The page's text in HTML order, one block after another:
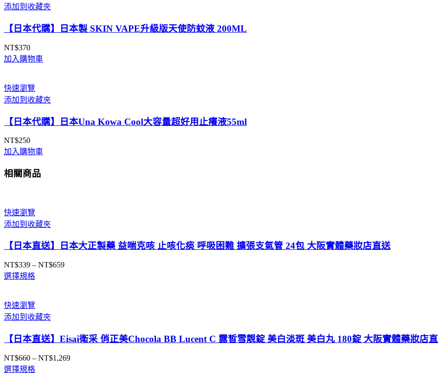
添加到收藏夾
【日本代購】日本製 SKIN VAPE升級版天使防蚊液 200ML
NT$370
加入購物車
快速瀏覽
添加到收藏夾
【日本代購】日本Una Kowa Cool大容量超好用止癢液55ml
NT$250
加入購物車
相關商品
快速瀏覽
添加到收藏夾
【日本直送】日本大正製藥 益喘克咳 止咳化痰 呼吸困難 擴張支氣管 24包 大阪實體藥妝店直送
NT$339 – NT$659價
選擇規格
快速瀏覽
添加到收藏夾
【日本直送】Eisai衛采 俏正美Chocola BB Lucent C 露皙雪靚錠 美白淡斑 美白丸 180錠 大阪實體藥妝店
NT$660 – NT$1,269價
選擇規格